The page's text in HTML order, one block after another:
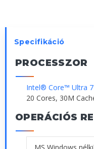
Specifikáció
PROCESSZOR
Intel® Core™ Ultra
20 Cores, 30M
OPERÁCIÓS